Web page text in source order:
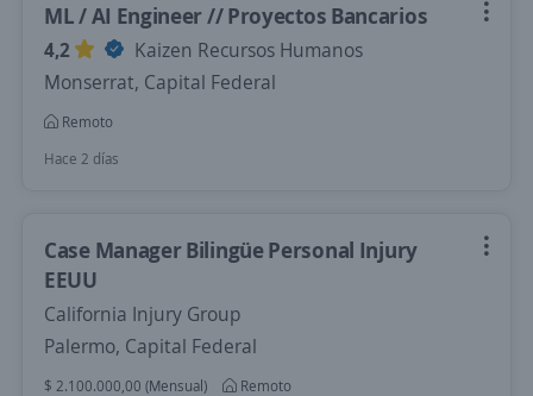
ML / AI Engineer // Proyectos Bancarios
4,2
Kaizen Recursos Humanos
Monserrat, Capital Federal
Remoto
Hace 2 días
Case Manager Bilingüe Personal Injury
EEUU
California Injury Group
Palermo, Capital Federal
$ 2.100.000,00 (Mensual)
Remoto